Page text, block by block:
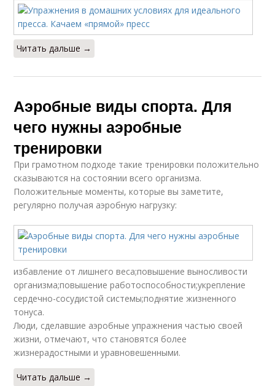
Читать дальше →
Аэробные виды спорта. Для
чего нужны аэробные
тренировки
При грамотном подходе такие тренировки положительно
сказываются на состоянии всего организма.
Положительные моменты, которые вы заметите,
регулярно получая аэробную нагрузку:
избавление от лишнего веса;повышение выносливости
организма;повышение работоспособности;укрепление
сердечно-сосудистой системы;поднятие жизненного
тонуса.
Люди, сделавшие аэробные упражнения частью своей
жизни, отмечают, что становятся более
жизнерадостными и уравновешенными.
Читать дальше →